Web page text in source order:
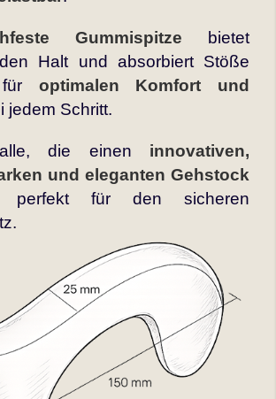
Gummispitze bietet
Halt und absorbiert Stöße
optimalen Komfort und
jedem Schritt.
die einen innovativen,
und eleganten Gehstock
perfekt für den sicheren